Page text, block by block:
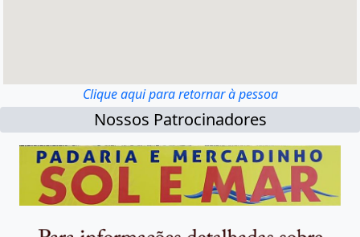
Clique aqui para retornar à pessoa
Nossos Patrocinadores